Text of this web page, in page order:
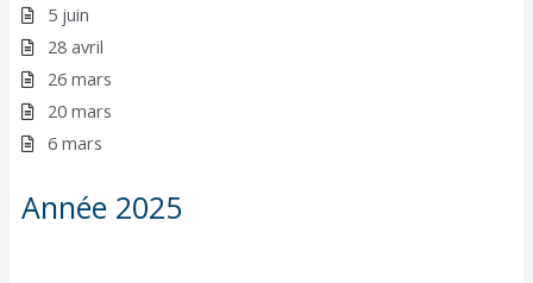
5 juin
28 avril
26 mars
20 mars
6 mars
Année 2025